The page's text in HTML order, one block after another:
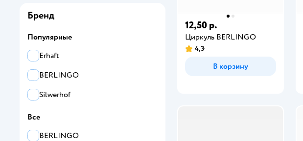
12,50 р.
Циркуль BERLINGO
4,3
В корзину
Бренд
Популярные
Erhaft
BERLINGO
Silwerhof
Все
BERLINGO